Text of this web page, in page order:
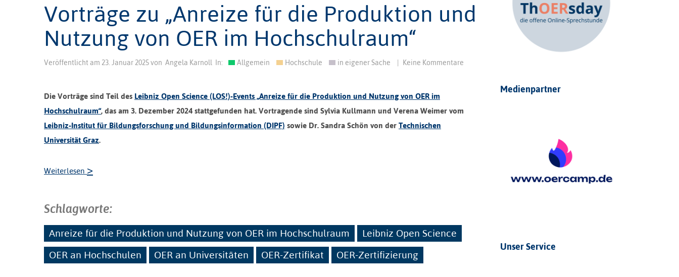
Vorträge zu „Anreize für die Produktion und
Nutzung von OER im Hochschulraum“
Veröffentlicht am 23. Januar 2025von Angela Karnoll In: Allgemein Hochschule in eigener Sache Keine Kommentare
Die Vorträge sind Teil des Leibniz Open Science (LOS!)-Events „Anreize für die Produktion und Nutzung von OER im
Hochschulraum“, das am 3. Dezember 2024 stattgefunden hat. Vortragende sind Sylvia Kullmann und Verena Weimer vom
Leibniz-Institut für Bildungsforschung und Bildungsinformation (DIPF) sowie Dr. Sandra Schön von der Technischen
Universität Graz.
Weiterlesen >
Schlagworte:
Anreize für die Produktion und Nutzung von OER im Hochschulraum
Leibniz Open Science
OER an Hochschulen
OER an Universitäten OER-Zertifikat OER-Zertifizierung
Medienpartner
Unser Service